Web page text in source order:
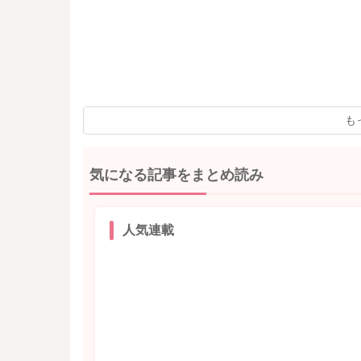
も
気になる記事をまとめ読み
人気連載